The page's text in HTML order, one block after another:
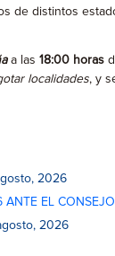
distintos
a las 18:00 horas
localidades, y
2026
ANTE EL
2026